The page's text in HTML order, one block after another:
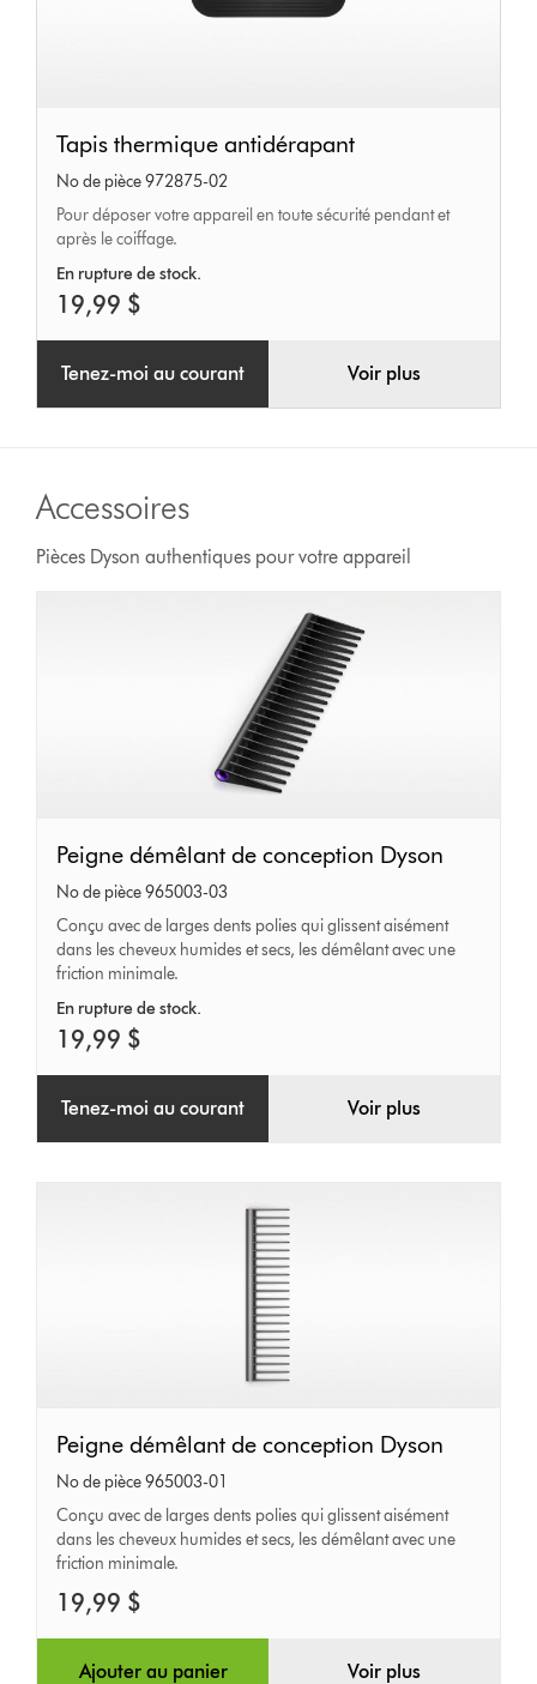
thermique
antidérapant
Tapis thermique antidérapant
No de pièce 972875-02
Pour déposer votre appareil en toute sécurité pendant et
après le coiffage.
En rupture de stock.
19,99 $
Tenez-moi au courant Voir plus
Accessoires
Pièces Dyson authentiques pour votre appareil
Peigne
démêlant
de
conception
Dyson
Peigne démêlant de conception Dyson
No de pièce 965003-03
Conçu avec de larges dents polies qui glissent aisément
dans les cheveux humides et secs, les démêlant avec une
friction minimale.
En rupture de stock.
19,99 $
Tenez-moi au courant Voir plus
Peigne
démêlant
de
conception
Dyson
Peigne démêlant de conception Dyson
No de pièce 965003-01
Conçu avec de larges dents polies qui glissent aisément
dans les cheveux humides et secs, les démêlant avec une
friction minimale.
19,99 $
Ajouter au panier Voir plus